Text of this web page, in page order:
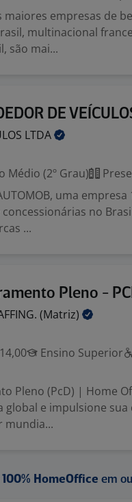
empresas de
multinacional
são mai...
DE
LTDA
Médio (2º Grau)
uma empresa
no
...
Pleno -
(Matriz)
Ensino Superior
Pleno (PcD) | Home
global e impulsione sua
mundia...
HomeOffice em